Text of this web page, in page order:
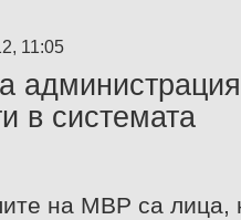
11:05
в системата
на МВР са лица,